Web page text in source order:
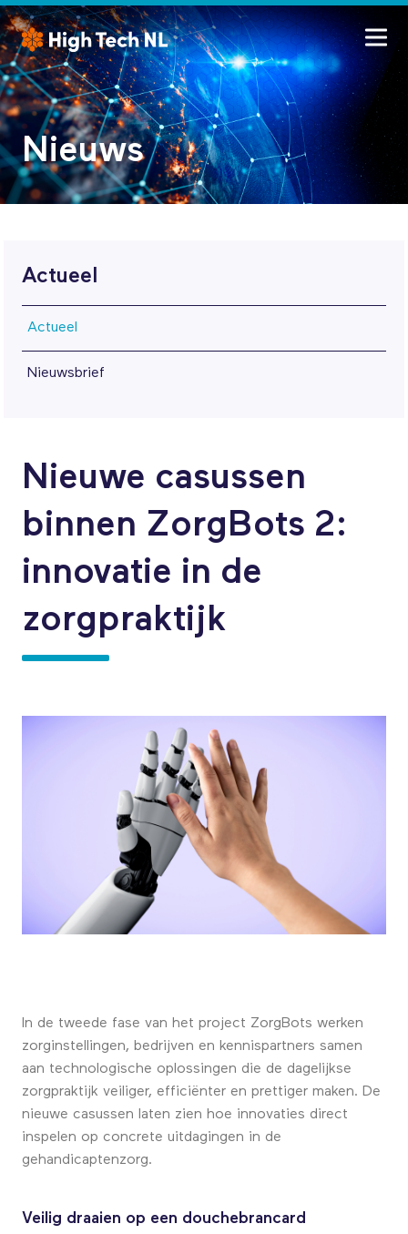
Nieuws
Actueel
Actueel
Nieuwsbrief
Nieuwe casussen
binnen ZorgBots 2:
innovatie in de
zorgpraktijk
In de tweede fase van het project ZorgBots werken
zorginstellingen, bedrijven en kennispartners samen
aan technologische oplossingen die de dagelijkse
zorgpraktijk veiliger, efficiënter en prettiger maken. De
nieuwe casussen laten zien hoe innovaties direct
inspelen op concrete uitdagingen in de
gehandicaptenzorg.
Veilig draaien op een douchebrancard